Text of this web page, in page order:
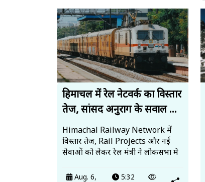
हिमाचल में रेल नेटवर्क का विस्तार
तेज, सांसद अनुराग के सवाल ...
Himachal Railway Network में
विस्तार तेज, Rail Projects और नई
सेवाओं को लेकर रेल मंत्री ने लोकसभा मे
Aug. 6,
5:32